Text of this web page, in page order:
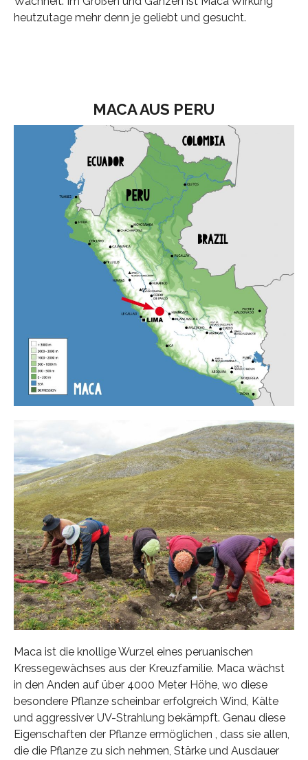
heutzutage mehr denn je geliebt und gesucht.
MACA AUS PERU
Maca ist die knollige Wurzel eines peruanischen
Kressegewächses aus der Kreuzfamilie. Maca wächst
in den Anden auf über 4000 Meter Höhe, wo diese
besondere Pflanze scheinbar erfolgreich Wind, Kälte
und aggressiver UV-Strahlung bekämpft. Genau diese
Eigenschaften der Pflanze ermöglichen , dass sie allen,
die die Pflanze zu sich nehmen, Stärke und Ausdauer